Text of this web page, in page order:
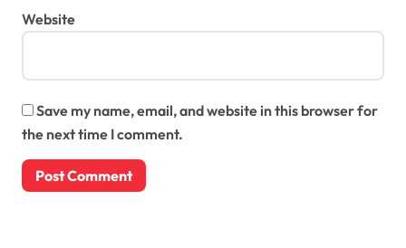
Website
Save my name, email, and website in this browser for
the next time I comment.